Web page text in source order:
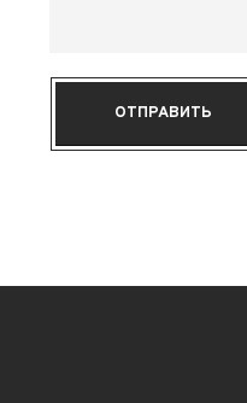
ОТПРАВИТЬ